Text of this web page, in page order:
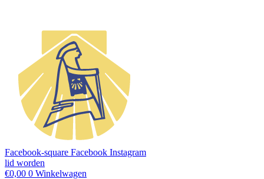
Facebook-square Facebook Instagram
lid worden
€0,00 0 Winkelwagen